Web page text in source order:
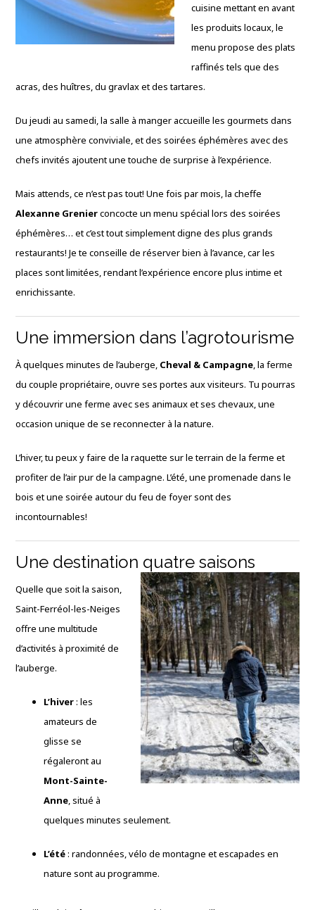
cuisine mettant en avant
les produits locaux, le
menu propose des plats
raffinés tels que des
acras, des huîtres, du gravlax et des tartares.
Du jeudi au samedi, la salle à manger accueille les gourmets dans
une atmosphère conviviale, et des soirées éphémères avec des
chefs invités ajoutent une touche de surprise à l’expérience.
Mais attends, ce n’est pas tout! Une fois par mois, la cheffe
Alexanne Grenierconcocte un menu spécial lors des soirées
éphémères… et c’est tout simplement digne des plus grands
restaurants! Je te conseille de réserver bien à l’avance, car les
places sont limitées, rendant l’expérience encore plus intime et
enrichissante.
Une immersion dans l’agrotourisme
À quelques minutes de l’auberge, Cheval & Campagne, la ferme
du couple propriétaire, ouvre ses portes aux visiteurs. Tu pourras
y découvrir une ferme avec ses animaux et ses chevaux, une
occasion unique de se reconnecter à la nature.
L’hiver, tu peux y faire de la raquette sur le terrain de la ferme et
profiter de l’air pur de la campagne. L’été, une promenade dans le
bois et une soirée autour du feu de foyer sont des
incontournables!
Une destination quatre saisons
Quelle que soit la saison,
Saint-Ferréol-les-Neiges
offre une multitude
d’activités à proximité de
l’auberge.
L’hiver: les
amateurs de
glisse se
régaleront au
Mont-Sainte-
Anne, situé à
quelques minutes seulement.
L’été: randonnées, vélo de montagne et escapades en
nature sont au programme.